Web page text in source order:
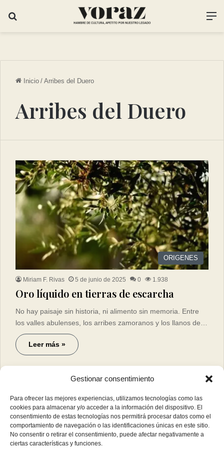
Gestionar consentimiento
Para ofrecer las mejores experiencias, utilizamos tecnologías como las
cookies para almacenar y/o acceder a la información del dispositivo. El
consentimiento de estas tecnologías nos permitirá procesar datos como el
comportamiento de navegación o las identificaciones únicas en este sitio.
No consentir o retirar el consentimiento, puede afectar negativamente a
ciertas características y funciones.
Inicio / Arribes del Duero
Arribes del Duero
ORIGENES
Miriam F. Rivas 5 de junio de 2025 0 1.938
Oro líquido en tierras de escarcha
No hay paisaje sin historia, ni alimento sin memoria. Entre
los valles abulenses, los arribes zamoranos y los llanos de…
Leer más »